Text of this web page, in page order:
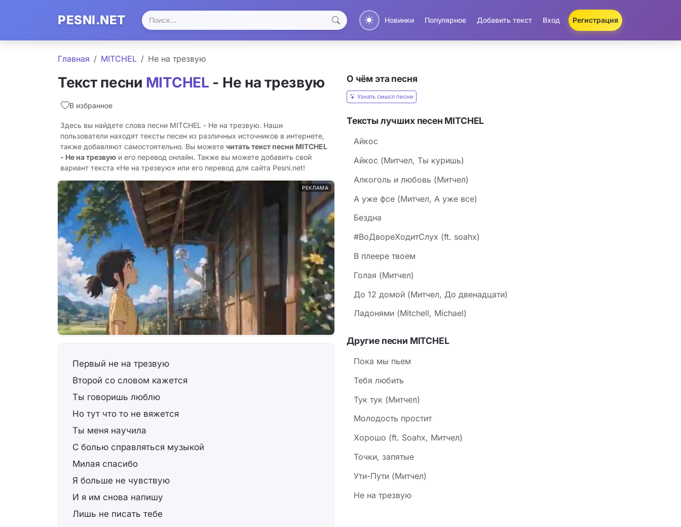
PESNI.NET Новинки Популярное Добавить текст Вход Регистрация
Главная MITCHEL Не на трезвую
Текст песни MITCHEL - Не на трезвую
В избранное
Здесь вы найдете слова песни MITCHEL - Не на трезвую. Наши
пользователи находят тексты песен из различных источников в интернете,
также добавляют самостоятельно. Вы можете читать текст песни MITCHEL
- Не на трезвую и его перевод онлайн. Также вы можете добавить свой
вариант текста «Не на трезвую» или его перевод для сайта Pesni.net!
РЕКЛАМА
Первый не на трезвую
Второй со словом кажется
Ты говоришь люблю
Но тут что то не вяжется
Ты меня научила
С болью справляться музыкой
Милая спасибо
Я больше не чувствую
И я им снова напишу
Лишь не писать тебе
О чём эта песня
Узнать смысл песни
Тексты лучших песен MITCHEL
Айкос
Айкос (Митчел, Ты куришь)
Алкоголь и любовь (Митчел)
А уже фсе (Митчел, А уже все)
Бездна
#ВоДвореХодитСлух (ft. soahx)
В плеере твоем
Голая (Митчел)
До 12 домой (Митчел, До двенадцати)
Ладонями (Mitchell, Michael)
Другие песни MITCHEL
Пока мы пьем
Тебя любить
Тук тук (Митчел)
Молодость простит
Хорошо (ft. Soahx, Митчел)
Точки, запятые
Ути-Пути (Митчел)
Не на трезвую